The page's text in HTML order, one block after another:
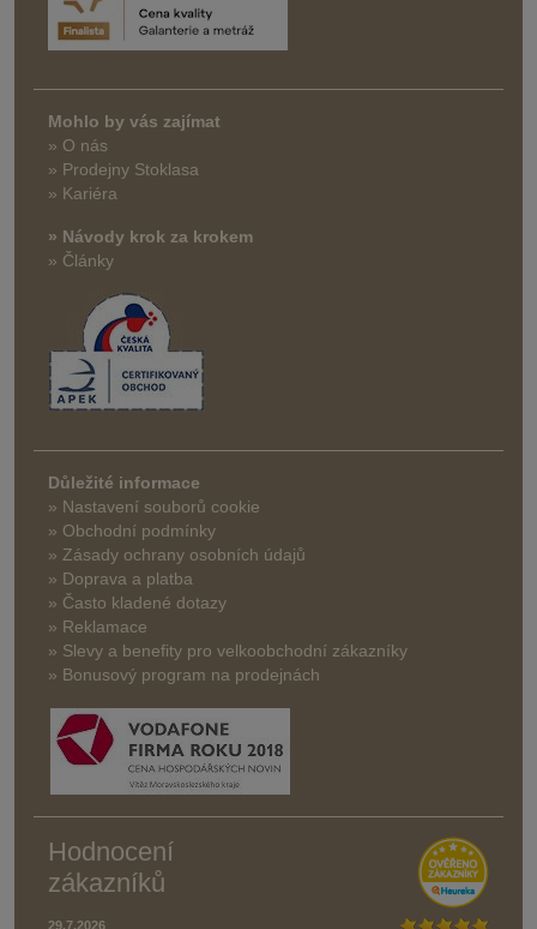
Mohlo by vás zajímat
» O nás
» Prodejny Stoklasa
» Kariéra
» Návody krok za krokem
» Články
Důležité informace
» Nastavení souborů cookie
» Obchodní podmínky
» Zásady ochrany osobních údajů
» Doprava a platba
» Často kladené dotazy
» Reklamace
» Slevy a benefity pro velkoobchodní zákazníky
» Bonusový program na prodejnách
Hodnocení
zákazníků
29.7.2026